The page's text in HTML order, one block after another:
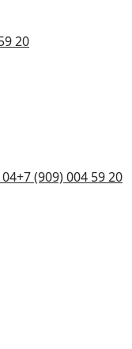
20
+7 (909) 004 59 20